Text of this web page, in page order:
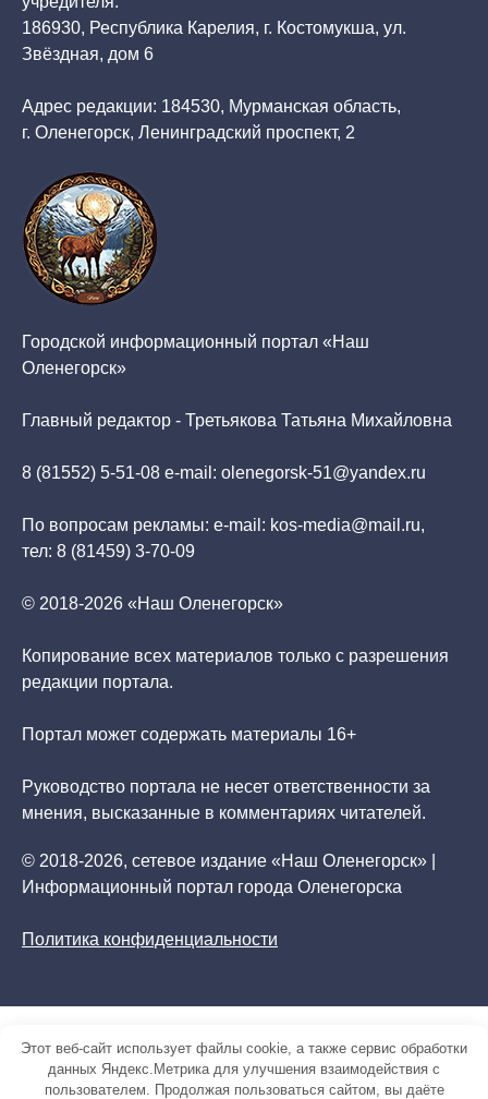
186930, Республика Карелия, г. Костомукша, ул.
Звёздная, дом 6
Адрес редакции: 184530, Мурманская область,
г. Оленегорск, Ленинградский проспект, 2
Городской информационный портал «Наш
Оленегорск»
Главный редактор - Третьякова Татьяна Михайловна
8 (81552) 5-51-08 e-mail: olenegorsk-51@yandex.ru
По вопросам рекламы: e-mail: kos-media@mail.ru,
тел: 8 (81459) 3-70-09
© 2018-2026 «Наш Оленегорск»
Копирование всех материалов только с разрешения
редакции портала.
Портал может содержать материалы 16+
Руководство портала не несет ответственности за
мнения, высказанные в комментариях читателей.
© 2018-2026, сетевое издание «Наш Оленегорск» |
Информационный портал города Оленегорска
Политика конфиденциальности
Этот веб-сайт использует файлы cookie, а также сервис обработки
данных Яндекс.Метрика для улучшения взаимодействия с
пользователем. Продолжая пользоваться сайтом, вы даёте